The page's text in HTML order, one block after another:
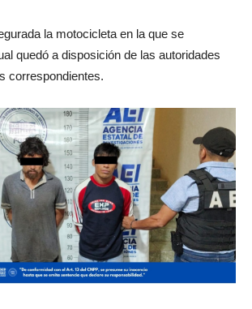
la motocicleta en la que se
quedó a disposición de las autoridades
correspondientes.